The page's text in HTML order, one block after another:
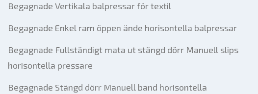
Begagnade Vertikala balpressar för textil
Begagnade Enkel ram öppen ände horisontella balpressar
Begagnade Fullständigt mata ut stängd dörr Manuell slips
horisontella pressare
Begagnade Stängd dörr Manuell band horisontella